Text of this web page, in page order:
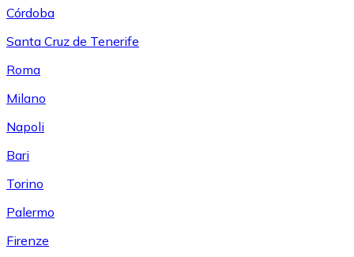
Córdoba
Santa Cruz de Tenerife
Roma
Milano
Napoli
Bari
Torino
Palermo
Firenze